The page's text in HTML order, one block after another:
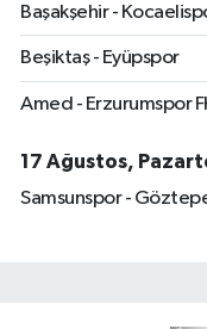
Başakşehir -
Beşiktaş - Eyüpspor
Amed - Erzurumspor
17 Ağustos,
Samsunspor -